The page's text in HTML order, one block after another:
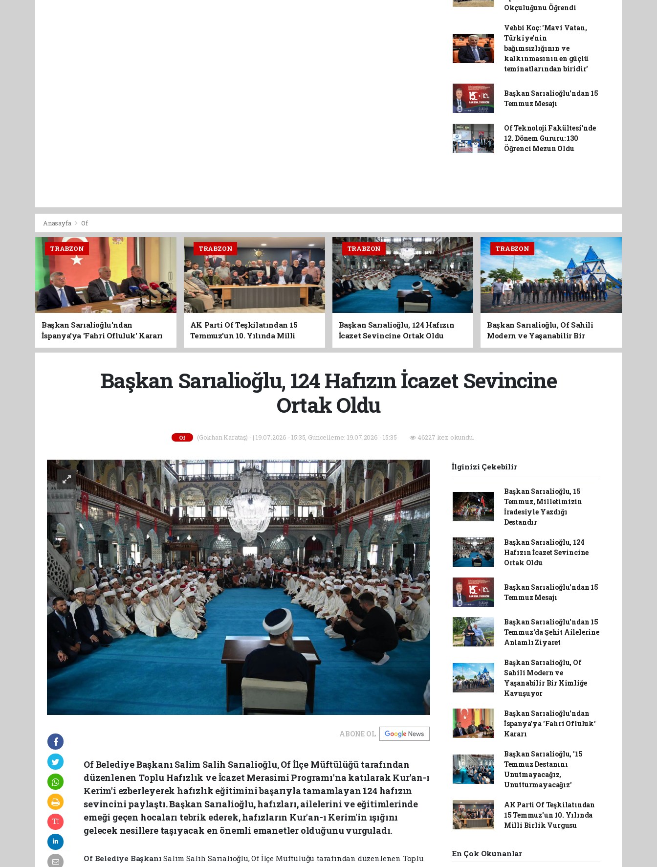
Okçuluğunu Öğrendi
Vehbi Koç: 'Mavi Vatan,
Türkiye'nin
bağımsızlığının ve
kalkınmasının en güçlü
teminatlarından biridir'
Başkan Sarıalioğlu'ndan 15
Temmuz Mesajı
Of Teknoloji Fakültesi'nde
12. Dönem Gururu: 130
Öğrenci Mezun Oldu
Anasayfa Of
TRABZON
Başkan Sarıalioğlu'ndan
İspanya'ya 'Fahri Ofluluk' Kararı
TRABZON
AK Parti Of Teşkilatından 15
Temmuz'un 10. Yılında Milli
Birlik Vurgusu
TRABZON
Başkan Sarıalioğlu, 124 Hafızın
İcazet Sevincine Ortak Oldu
TRABZON
Başkan Sarıalioğlu, Of Sahili
Modern ve Yaşanabilir Bir
Kimliğe Kavuşuyor
Başkan Sarıalioğlu, 124 Hafızın İcazet Sevincine
Ortak Oldu
Of (Gökhan Karataş) - | 19.07.2026 - 15:35, Güncelleme: 19.07.2026 - 15:35 46227 kez okundu.
ABONE OL
Of Belediye Başkanı Salim Salih Sarıalioğlu, Of İlçe Müftülüğü tarafından
düzenlenen Toplu Hafızlık ve İcazet Merasimi Programı'na katılarak Kur'an-ı
Kerim'i ezberleyerek hafızlık eğitimini başarıyla tamamlayan 124 hafızın
sevincini paylaştı. Başkan Sarıalioğlu, hafızları, ailelerini ve eğitimlerinde
emeği geçen hocaları tebrik ederek, hafızların Kur'an-ı Kerim'in ışığını
gelecek nesillere taşıyacak en önemli emanetler olduğunu vurguladı.
Of Belediye BaşkanıSalim Salih Sarıalioğlu, Of İlçe Müftülüğü tarafından düzenlenen Toplu
İlginizi Çekebilir
Başkan Sarıalioğlu, 15
Temmuz, Milletimizin
İradesiyle Yazdığı
Destandır
Başkan Sarıalioğlu, 124
Hafızın İcazet Sevincine
Ortak Oldu
Başkan Sarıalioğlu'ndan 15
Temmuz Mesajı
Başkan Sarıalioğlu'ndan 15
Temmuz'da Şehit Ailelerine
Anlamlı Ziyaret
Başkan Sarıalioğlu, Of
Sahili Modern ve
Yaşanabilir Bir Kimliğe
Kavuşuyor
Başkan Sarıalioğlu'ndan
İspanya'ya 'Fahri Ofluluk'
Kararı
Başkan Sarıalioğlu, '15
Temmuz Destanını
Unutmayacağız,
Unutturmayacağız'
AK Parti Of Teşkilatından
15 Temmuz'un 10. Yılında
Milli Birlik Vurgusu
En Çok Okunanlar